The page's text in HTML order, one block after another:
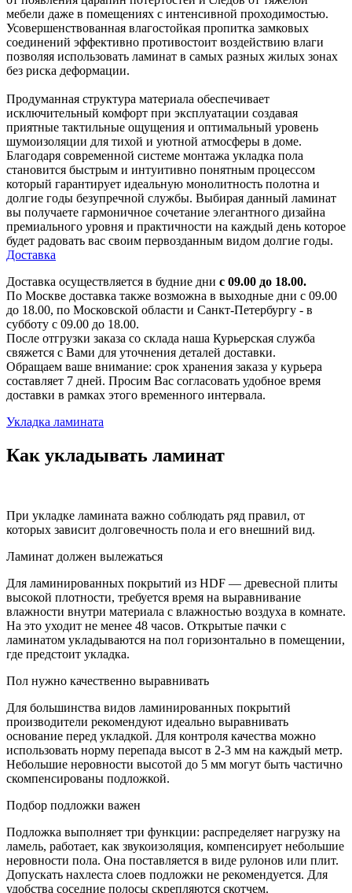
мебели даже в помещениях с интенсивной проходимостью.
Усовершенствованная влагостойкая пропитка замковых
соединений эффективно противостоит воздействию влаги
позволяя использовать ламинат в самых разных жилых зонах
без риска деформации.
Продуманная структура материала обеспечивает
исключительный комфорт при эксплуатации создавая
приятные тактильные ощущения и оптимальный уровень
шумоизоляции для тихой и уютной атмосферы в доме.
Благодаря современной системе монтажа укладка пола
становится быстрым и интуитивно понятным процессом
который гарантирует идеальную монолитность полотна и
долгие годы безупречной службы. Выбирая данный ламинат
вы получаете гармоничное сочетание элегантного дизайна
премиального уровня и практичности на каждый день которое
будет радовать вас своим первозданным видом долгие годы.
Доставка
Доставка осуществляется в будние дни с 09.00 до 18.00.
По Москве доставка также возможна в выходные дни с 09.00
до 18.00, по Московской области и Санкт-Петербургу - в
субботу с 09.00 до 18.00.
После отгрузки заказа со склада наша Курьерская служба
свяжется с Вами для уточнения деталей доставки.
Обращаем ваше внимание: срок хранения заказа у курьера
составляет 7 дней. Просим Вас согласовать удобное время
доставки в рамках этого временного интервала.
Укладка ламината
Как укладывать ламинат
При укладке ламината важно соблюдать ряд правил, от
которых зависит долговечность пола и его внешний вид.
Ламинат должен вылежаться
Для ламинированных покрытий из HDF — древесной плиты
высокой плотности, требуется время на выравнивание
влажности внутри материала с влажностью воздуха в комнате.
На это уходит не менее 48 часов. Открытые пачки с
ламинатом укладываются на пол горизонтально в помещении,
где предстоит укладка.
Пол нужно качественно выравнивать
Для большинства видов ламинированных покрытий
производители рекомендуют идеально выравнивать
основание перед укладкой. Для контроля качества можно
использовать норму перепада высот в 2-3 мм на каждый метр.
Небольшие неровности высотой до 5 мм могут быть частично
скомпенсированы подложкой.
Подбор подложки важен
Подложка выполняет три функции: распределяет нагрузку на
ламель, работает, как звукоизоляция, компенсирует небольшие
неровности пола. Она поставляется в виде рулонов или плит.
Допускать нахлеста слоев подложки не рекомендуется. Для
удобства соседние полосы скрепляются скотчем.